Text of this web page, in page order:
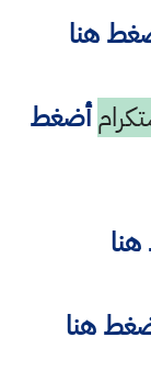
هنا
أضغط
هنا